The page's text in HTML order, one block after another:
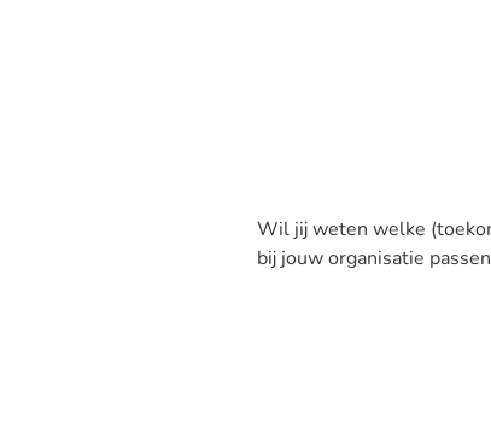
Wil jij weten welke
bij jouw organisatie